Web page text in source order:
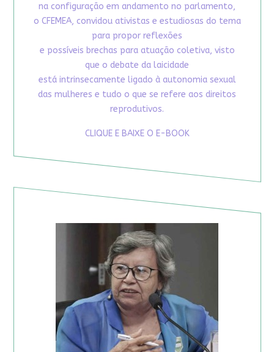
na configuração em andamento no parlamento,
o CFEMEA, convidou ativistas e estudiosas do tema
para propor reflexões
e possíveis brechas para atuação coletiva, visto
que o debate da laicidade
está intrinsecamente ligado à autonomia sexual
das mulheres e tudo o que se refere aos direitos
reprodutivos.
CLIQUE E BAIXE O E-BOOK